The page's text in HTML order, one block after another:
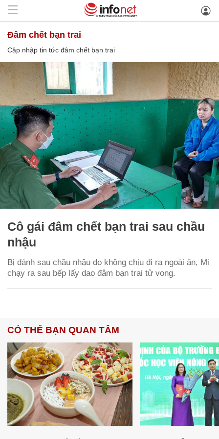
đâm chết bạn trai
Cập nhập tin tức đâm chết bạn trai
Cô gái đâm chết bạn trai sau chầu
nhậu
Bị đánh sau chầu nhậu do không chịu đi ra ngoài ăn, Mi
chạy ra sau bếp lấy dao đâm bạn trai tử vong.
CÓ THỂ BẠN QUAN TÂM